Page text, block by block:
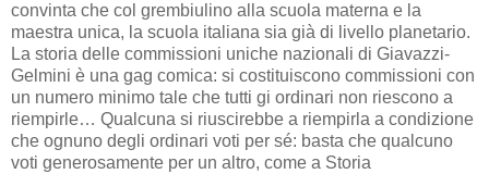
convinta che col grembiulino alla scuola materna e la
maestra unica, la scuola italiana sia già di livello planetario.
La storia delle commissioni uniche nazionali di Giavazzi-
Gelmini è una gag comica: si costituiscono commissioni con
un numero minimo tale che tutti gi ordinari non riescono a
riempirle… Qualcuna si riuscirebbe a riempirla a condizione
che ognuno degli ordinari voti per sé: basta che qualcuno
voti generosamente per un altro, come a Storia